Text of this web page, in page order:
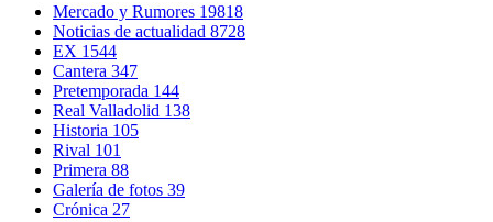
Mercado y Rumores 19818
Noticias de actualidad 8728
EX 1544
Cantera 347
Pretemporada 144
Real Valladolid 138
Historia 105
Rival 101
Primera 88
Galería de fotos 39
Crónica 27